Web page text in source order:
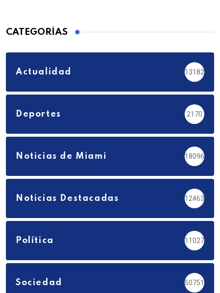
CATEGORÍAS
Actualidad 13182
Deportes 2170
Noticias de Miami 18096
Noticias Destacadas 12463
Política 11027
Sociedad 50751